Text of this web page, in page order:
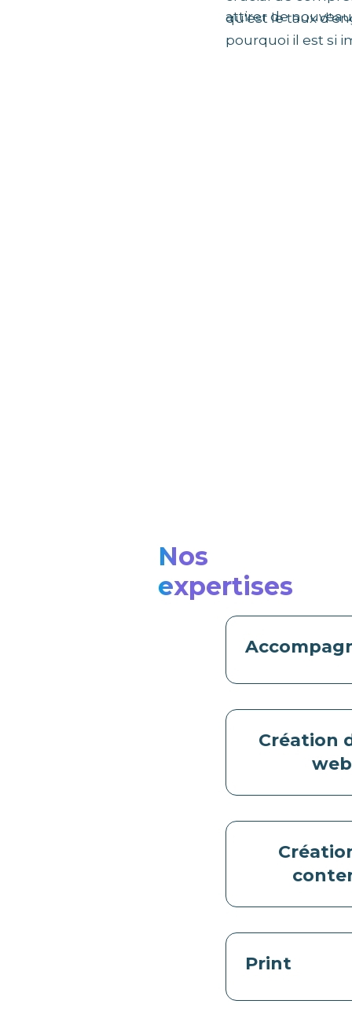
attirer de
qu'est le taux
pourquoi il est si
Nos
expertises
Création
web
Print